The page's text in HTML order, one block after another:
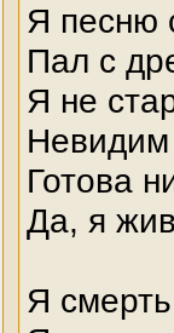
Я песню
Пал с
Я не
Готова
Да, я
Я